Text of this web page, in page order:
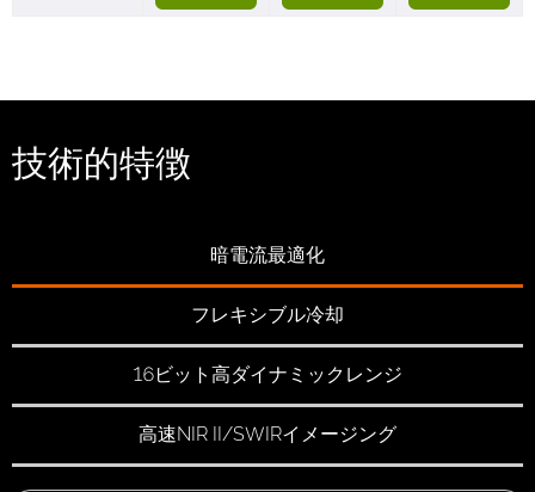
技術的特徴
暗電流最適化
フレキシブル冷却
16ビット高ダイナミックレンジ
高速NIR II/SWIRイメージング